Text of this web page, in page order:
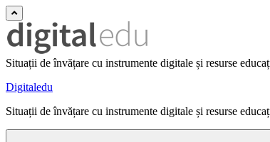
Situații de învățare cu instrumente digitale și resurse
Digitaledu
Situații de învățare cu instrumente digitale și resurse